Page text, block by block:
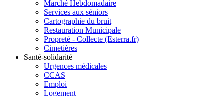
Marché Hebdomadaire
Services aux séniors
Cartographie du bruit
Restauration Municipale
Propreté - Collecte (Esterra.fr)
Cimetières
Santé-solidarité
Urgences médicales
CCAS
Emploi
Logement